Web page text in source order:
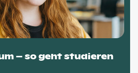
– so geht studieren